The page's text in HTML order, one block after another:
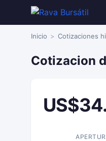
Inicio Cotizaciones
Cotizacion